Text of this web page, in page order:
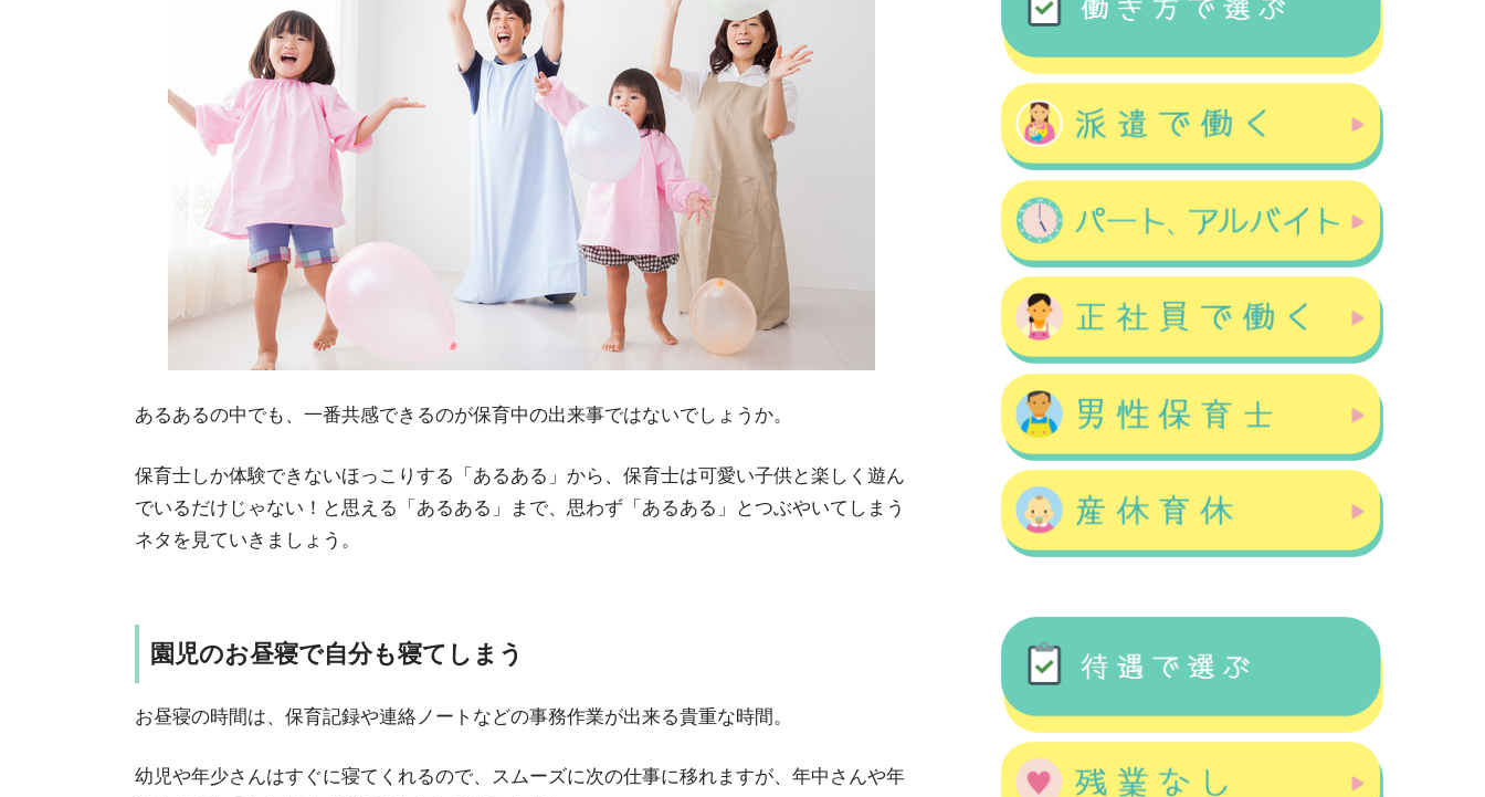
あるあるの中でも、一番共感できるのが保育中の出来事ではないでしょうか。
保育士しか体験できないほっこりする「あるある」から、保育士は可愛い子供と楽しく遊ん
でいるだけじゃない！と思える「あるある」まで、思わず「あるある」とつぶやいてしまう
ネタを見ていきましょう。
園児のお昼寝で自分も寝てしまう
お昼寝の時間は、保育記録や連絡ノートなどの事務作業が出来る貴重な時間。
幼児や年少さんはすぐに寝てくれるので、スムーズに次の仕事に移れますが、年中さんや年